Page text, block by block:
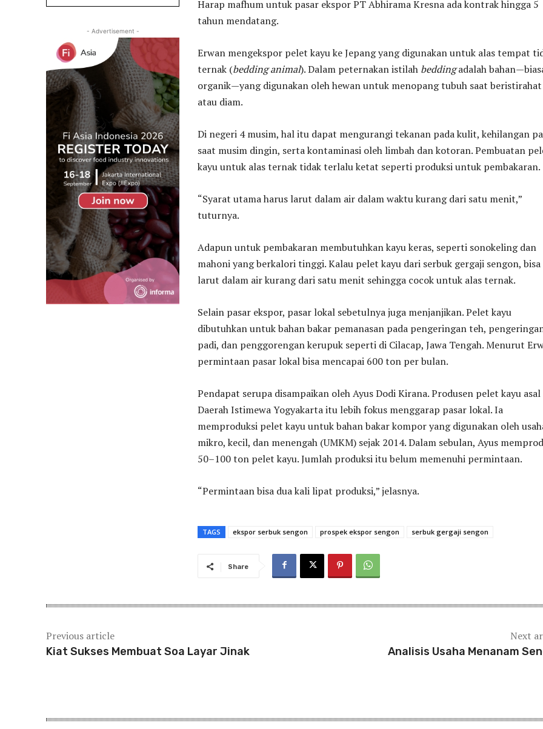
- Advertisement -
Harap mafhum untuk pasar ekspor PT Abhirama Kresna ada kontrak hingga 5
tahun mendatang.
Erwan mengekspor pelet kayu ke Jepang yang digunakan untuk alas tempat
ternak (bedding animal). Dalam peternakan istilah beddingadalah
organik—yang digunakan oleh hewan untuk menopang tubuh saat beristirahat
atau diam.
Di negeri 4 musim, hal itu dapat mengurangi tekanan pada kulit, kehilangan
saat musim dingin, serta kontaminasi oleh limbah dan kotoran. Pembuatan
kayu untuk alas ternak tidak terlalu ketat seperti produksi untuk pembakaran.
“Syarat utama harus larut dalam air dalam waktu kurang dari satu menit,”
tuturnya.
Adapun untuk pembakaran membutuhkan kayu keras, seperti sonokeling dan
mahoni yang berkalori tinggi. Kalau pelet kayu dari serbuk gergaji sengon, bisa
larut dalam air kurang dari satu menit sehingga cocok untuk alas ternak.
Selain pasar ekspor, pasar lokal sebetulnya juga menjanjikan. Pelet kayu
dibutuhkan untuk bahan bakar pemanasan pada pengeringan teh,
padi, dan penggorengan kerupuk seperti di Cilacap, Jawa Tengah. Menurut
permintaan pasar lokal bisa mencapai 600 ton per bulan.
Pendapat serupa disampaikan oleh Ayus Dodi Kirana. Produsen pelet kayu asal
Daerah Istimewa Yogyakarta itu lebih fokus menggarap pasar lokal. Ia
memproduksi pelet kayu untuk bahan bakar kompor yang digunakan oleh
mikro, kecil, dan menengah (UMKM) sejak 2014. Dalam sebulan, Ayus
50–100 ton pelet kayu. Jumlah produksi itu belum memenuhi permintaan.
“Permintaan bisa dua kali lipat produksi,” jelasnya.
TAGS ekspor serbuk sengon prospek ekspor sengon serbuk gergaji sengon
Share
Previous article
Kiat Sukses Membuat Soa Layar Jinak
Next
Analisis Usaha Menanam